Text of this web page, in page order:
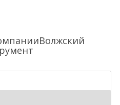
Волжский